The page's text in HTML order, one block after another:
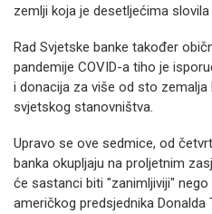
zemlji koja je desetljećima
Rad Svjetske banke također
pandemije COVID-a tiho je
i donacija za više od sto
svjetskog stanovništva.
Upravo se ove sedmice, od
banka okupljaju na proljetnim
će sastanci biti "zanimljiviji"
američkog predsjednika